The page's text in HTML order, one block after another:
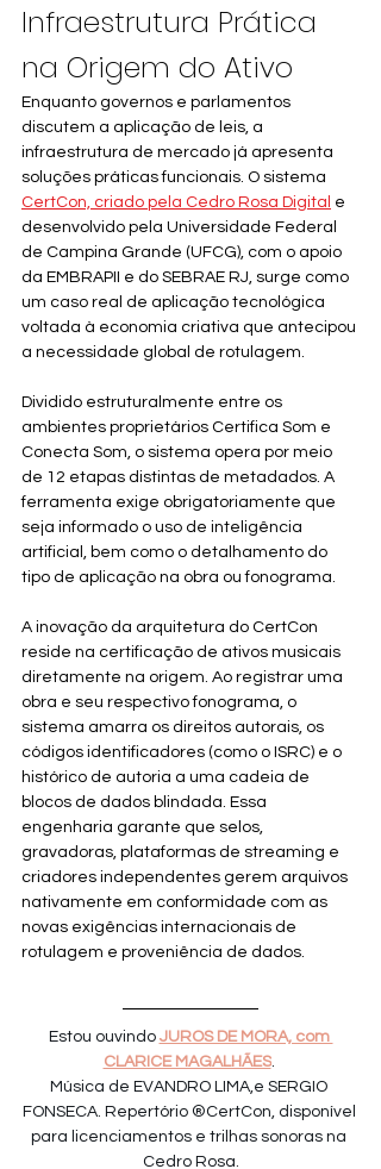
Infraestrutura Prática
na Origem do Ativo
Enquanto governos e parlamentos
discutem a aplicação de leis, a
infraestrutura de mercado já apresenta
soluções práticas funcionais. O sistema
CertCon, criado pela Cedro Rosa Digital e
desenvolvido pela Universidade Federal
de Campina Grande (UFCG), com o apoio
da EMBRAPII e do SEBRAE RJ, surge como
um caso real de aplicação tecnológica
voltada à economia criativa que antecipou
a necessidade global de rotulagem.
Dividido estruturalmente entre os
ambientes proprietários Certifica Som e
Conecta Som, o sistema opera por meio
de 12 etapas distintas de metadados. A
ferramenta exige obrigatoriamente que
seja informado o uso de inteligência
artificial, bem como o detalhamento do
tipo de aplicação na obra ou fonograma.
A inovação da arquitetura do CertCon
reside na certificação de ativos musicais
diretamente na origem. Ao registrar uma
obra e seu respectivo fonograma, o
sistema amarra os direitos autorais, os
códigos identificadores (como o ISRC) e o
histórico de autoria a uma cadeia de
blocos de dados blindada. Essa
engenharia garante que selos,
gravadoras, plataformas de streaming e
criadores independentes gerem arquivos
nativamente em conformidade com as
novas exigências internacionais de
rotulagem e proveniência de dados.
Estou ouvindo JUROS DE MORA, com
CLARICE MAGALHÃES.
Música de EVANDRO LIMA,e SERGIO
FONSECA. Repertório ®CertCon, disponível
para licenciamentos e trilhas sonoras na
Cedro Rosa.